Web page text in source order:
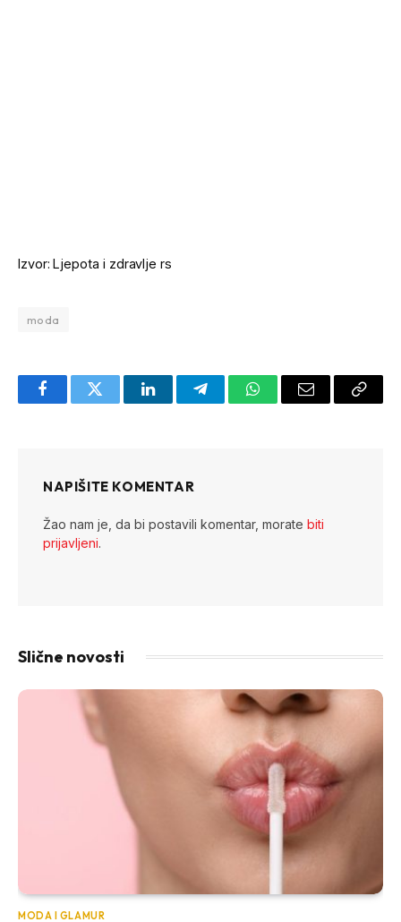
Izvor: Ljepota i zdravlje rs
moda
FacebookTwitter LinkedInTelegramWhatsAppEmail
Copy
NAPIŠITE KOMENTAR
Žao nam je, da bi postavili komentar, morate biti
prijavljeni.
Slične novosti
MODA I GLAMUR